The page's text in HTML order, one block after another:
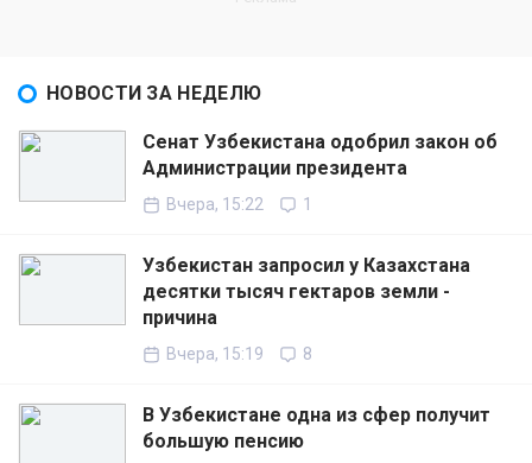
НОВОСТИ ЗА НЕДЕЛЮ
Сенат Узбекистана одобрил закон об
Администрации президента
Вчера, 15:22 1
Узбекистан запросил у Казахстана
десятки тысяч гектаров земли -
причина
Вчера, 15:19 8
В Узбекистане одна из сфер получит
большую пенсию